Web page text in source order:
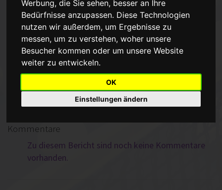
Werbung, die Sie sehen, besser an Ihre
Bedürfnisse anzupassen. Diese Technologien
nutzen wir außerdem, um Ergebnisse zu
messen, um zu verstehen, woher unsere
Besucher kommen oder um unsere Website
weiter zu entwickeln.
OK
Einstellungen ändern
0:8vom 24.11.2007 19:00 Uhr
Das Spiel gegen Insheim musste schon im Vorfeld
abgesagtwerden, da an diesem Tag vier Spielerinnen verhindert
warenund nicht antreten konnten.
Zurück
Kommentare
Zu diesem Bericht sind noch keine Kommentare
vorhanden.